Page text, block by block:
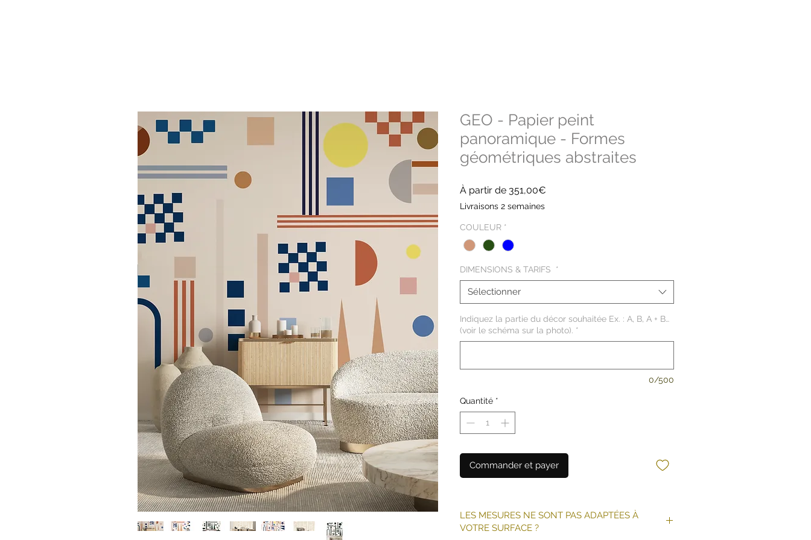
GEO - Papier peint
panoramique - Formes
géométriques abstraites
À partir de 351,00€
Livraisons 2 semaines
COULEUR *
DIMENSIONS & TARIFS *
Sélectionner
Indiquez la partie du décor souhaitée Ex. : A, B, A + B…
(voir le schéma sur la photo). *
0/500
Quantité *
Commander et payer
LES MESURES NE SONT PAS ADAPTÉES À
VOTRE SURFACE ?